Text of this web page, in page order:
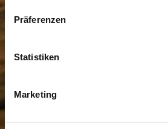
Präferenzen
Statistiken
Marketing